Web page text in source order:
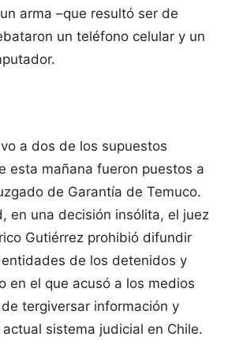
arma –que resultó ser de
un teléfono celular y un
a dos de los supuestos
esta mañana fueron puestos a
de Garantía de Temuco.
en una decisión insólita, el juez
Gutiérrez prohibió difundir
de los detenidos y
en el que acusó a los medios
tergiversar información y
sistema judicial en Chile.